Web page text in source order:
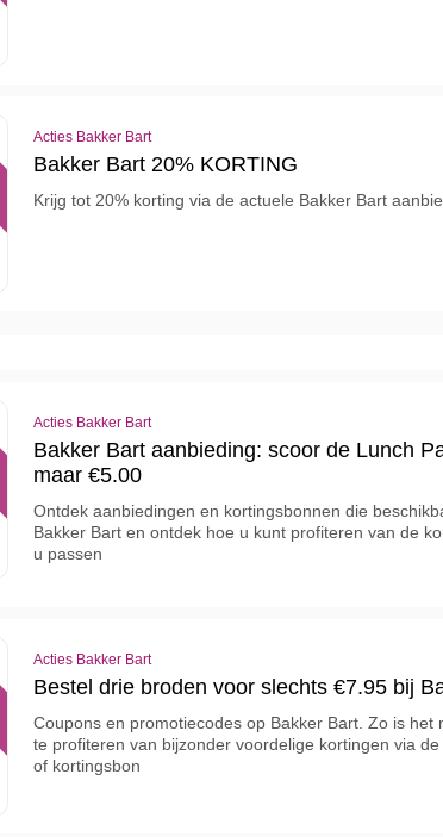
Acties Bakker Bart
Bakker Bart 20% KORTING
Krijg tot 20% korting via de actuele Bakker Bart
Acties Bakker Bart
Bakker Bart aanbieding: scoor de Lunch
maar €5.00
Ontdek aanbiedingen en kortingsbonnen die
Bakker Bart en ontdek hoe u kunt profiteren van de
u passen
Acties Bakker Bart
Bestel drie broden voor slechts €7.95 bij
Coupons en promotiecodes op Bakker Bart. Zo is het
te profiteren van bijzonder voordelige kortingen via
of kortingsbon